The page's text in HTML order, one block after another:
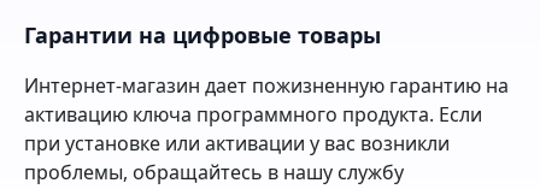
Гарантии на цифровые товары
Интернет-магазин дает пожизненную гарантию на
активацию ключа программного продукта. Если
при установке или активации у вас возникли
проблемы, обращайтесь в нашу службу